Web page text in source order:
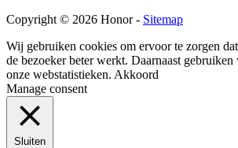
Copyright © 2026 Honor - Sitemap
Wij gebruiken cookies om ervoor te zorgen
de bezoeker beter werkt. Daarnaast
onze webstatistieken. Akkoord
Manage consent
Sluiten